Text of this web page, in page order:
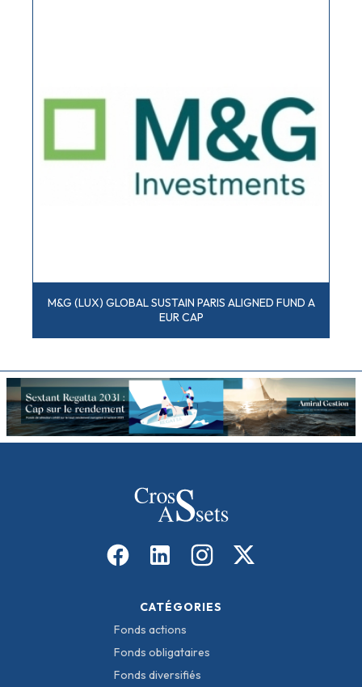
M&G (LUX) GLOBAL SUSTAIN PARIS ALIGNED FUND A
EUR CAP
CATÉGORIES
Fonds actions
Fonds obligataires
Fonds diversifiés